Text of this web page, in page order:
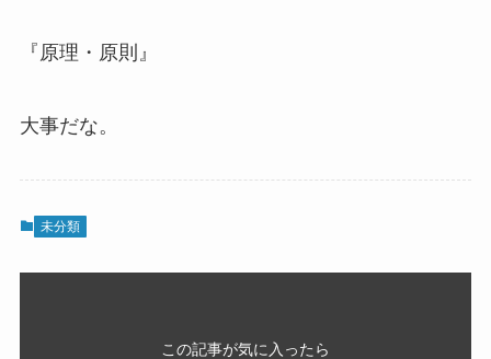
『原理・原則』
大事だな。
未分類
この記事が気に入ったら